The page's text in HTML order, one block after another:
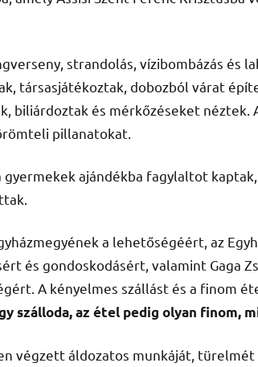
strandolás, vízibombázás és
társasjátékoztak, dobozból várat
biliárdoztak és mérkőzéseket néztek.
pillanatokat.
ajándékba fagylaltot
a lehetőségéért, az
és gondoskodásért, valamint Gaga
A kényelmes szállást és a finom
szálloda, az étel pedig olyan finom,
végzett áldozatos munkáját,